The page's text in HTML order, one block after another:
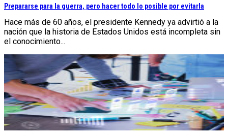
Prepararse para la guerra, pero hacer todo lo posible por evitarla
Hace más de 60 años, el presidente Kennedy ya advirtió a la
nación que la historia de Estados Unidos está incompleta sin
el conocimiento...